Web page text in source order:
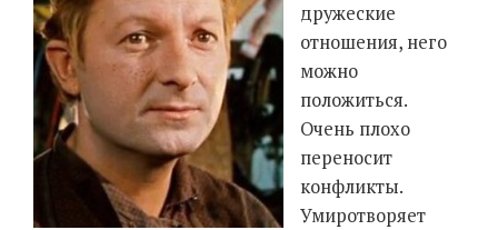
дружеские
отношения, него
можно
положиться.
Очень плохо
переносит
конфликты.
Умиротворяет